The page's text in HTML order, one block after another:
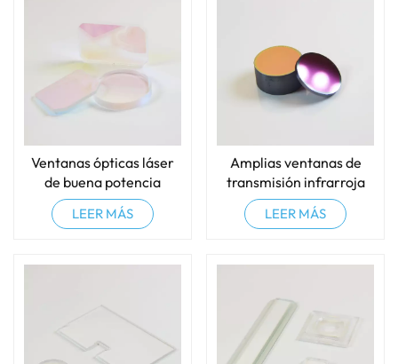
Ventanas ópticas láser
de buena potencia
LEER MÁS
Amplias ventanas de
transmisión infrarroja
LEER MÁS